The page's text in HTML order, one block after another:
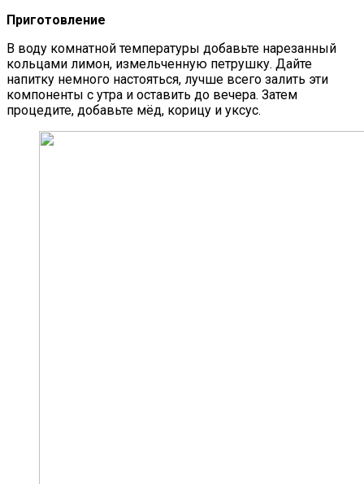
Приготовление
В воду комнатной температуры добавьте нарезанный
кольцами лимон, измельченную петрушку. Дайте
напитку немного настояться, лучше всего залить эти
компоненты с утра и оставить до вечера. Затем
процедите, добавьте мёд, корицу и уксус.